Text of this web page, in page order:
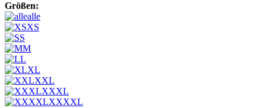
Größen:
alle
XS
S
M
L
XL
XXL
XXXL
XXXXL